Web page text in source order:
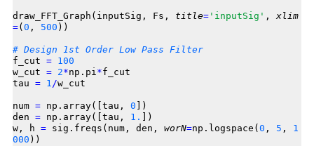
draw_FFT_Graph(inputSig, Fs, title= 'inputSig' , xlim
=( 0 , 500 ))
# Design 1st Order Low Pass Filter
f_cut = 100
w_cut = 2*np.pi*f_cut
tau = 1/w_cut
num = np.array([tau, 0 ])
den = np.array([tau, 1.
])
w, h = sig.freqs(num, den, worN=np.logspace( 0 , 5 , 1
000 ))